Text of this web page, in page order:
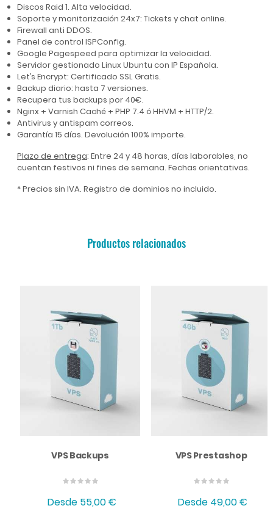
Discos Raid 1. Alta velocidad.
Soporte y monitorización 24x7: Tickets y chat online.
Firewall anti DDOS.
Panel de control ISPConfig.
Google Pagespeed para optimizar la velocidad.
Servidor gestionado Linux Ubuntu con IP Española.
Let’s Encrypt: Certificado SSL Gratis.
Backup diario: hasta 7 versiones.
Recupera tus backups por 40€.
Nginx + Varnish Caché + PHP 7.4 ó HHVM + HTTP/2.
Antivirus y antispam correos.
Garantía 15 días. Devolución 100% importe.
Plazo de entrega: Entre 24 y 48 horas, días laborables, no
cuentan festivos ni fines de semana. Fechas orientativas.
* Precios sin IVA. Registro de dominios no incluido.
Productos relacionados
VPS Backups
Desde 55,00 €
VPS Prestashop
Desde 49,00 €